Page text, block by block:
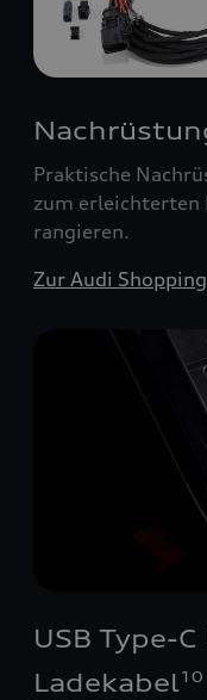
Praktische
zum erleichterten
rangieren.
Zur Audi
USB Type-
Ladekabel10